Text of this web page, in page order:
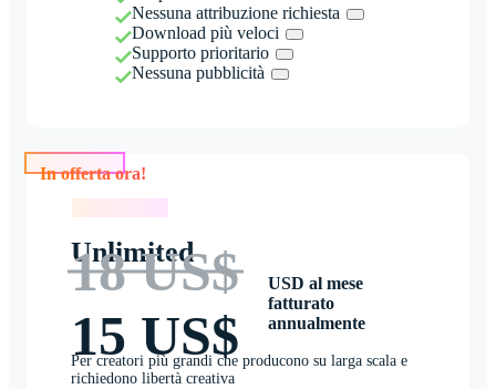
Nessuna attribuzione richiesta
Download più veloci
Supporto prioritario
Nessuna pubblicità
Unlimited
18 US$
15 US$
USD al mese
fatturato
annualmente
Per creatori più grandi che producono su larga scala e
richiedono libertà creativa